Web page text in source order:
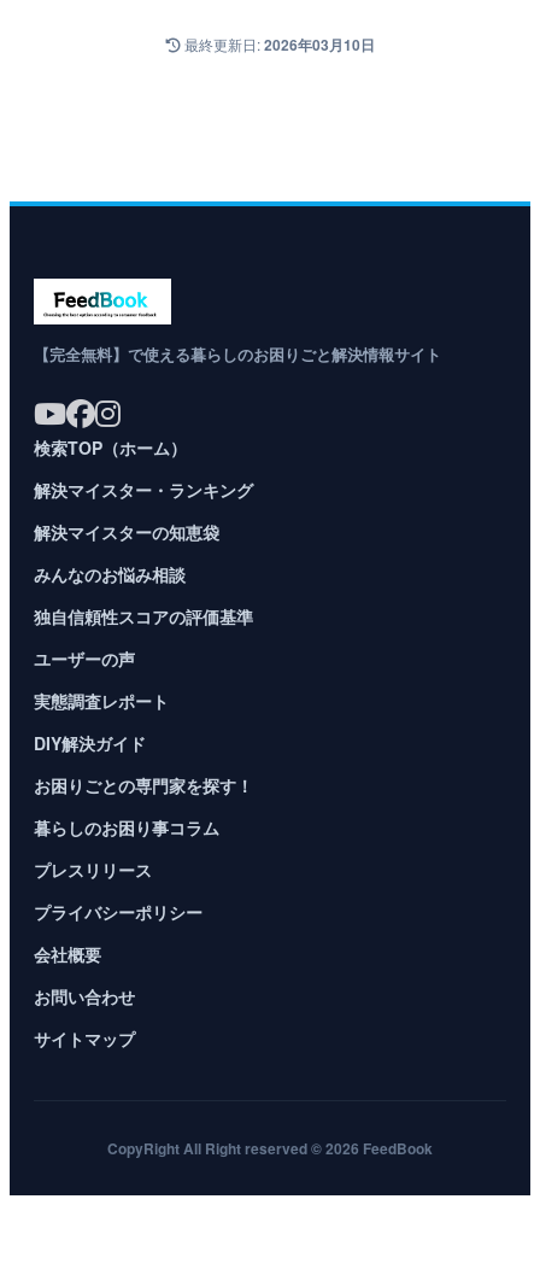
最終更新日:2026年03月10日
【完全無料】で使える暮らしのお困りごと解決情報サイト
検索TOP（ホーム）
解決マイスター・ランキング
解決マイスターの知恵袋
みんなのお悩み相談
独自信頼性スコアの評価基準
ユーザーの声
実態調査レポート
DIY解決ガイド
お困りごとの専門家を探す！
暮らしのお困り事コラム
プレスリリース
プライバシーポリシー
会社概要
お問い合わせ
サイトマップ
CopyRight All Right reserved © 2026 FeedBook